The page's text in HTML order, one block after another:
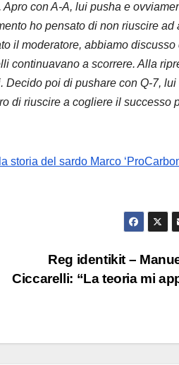
con A-A, lui pusha e
ho pensato di non riuscire ad
il moderatore, abbiamo
continuavano a scorrere. Alla
poi di pushare con Q-7,
di riuscire a cogliere il successo
del sardo Marco
Reg identikit –
Ciccarelli: “La teoria mi